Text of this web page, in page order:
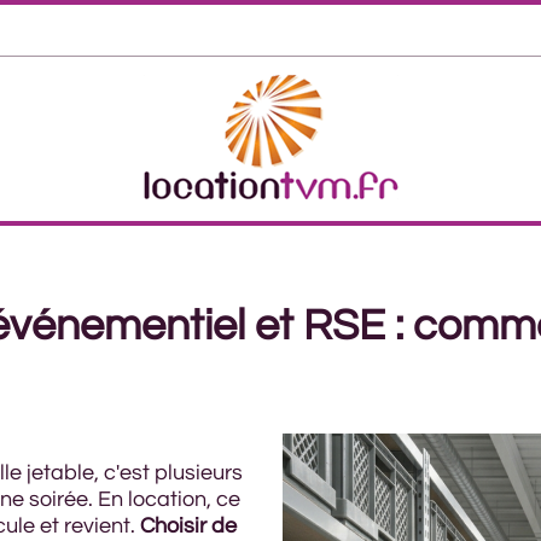
et RSE :
jetable, c'est plusieurs
soirée. En location, ce
et revient. Choisir de